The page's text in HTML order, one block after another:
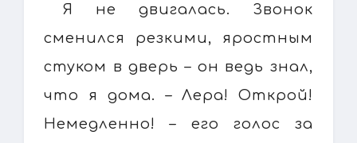
Я не двигалась. Звонок
сменился резкими, яростным
стуком в дверь – он ведь знал,
что я дома. – Лера! Открой!
Немедленно! – его голос за